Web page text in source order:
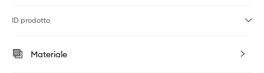
ID prodotto
Materiale